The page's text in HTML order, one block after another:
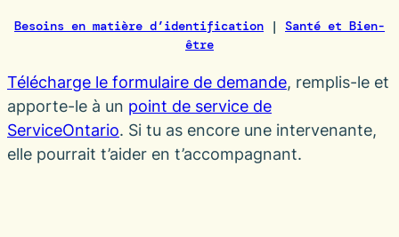
Besoins en matière d’identification |
Santé et Bien-
être
Télécharge le formulaire de demande, remplis-le et
apporte-le à un point de service de
ServiceOntario. Si tu as encore une intervenante,
elle pourrait t’aider en t’accompagnant.